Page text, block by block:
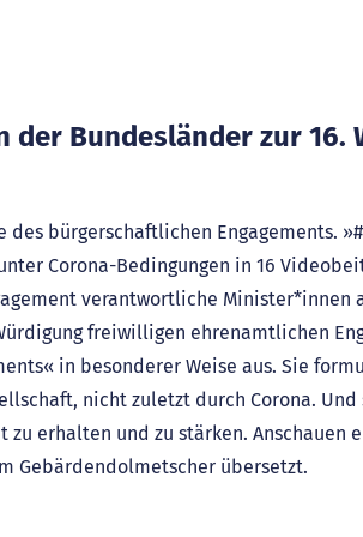
Bundesländer zur 16.
bürgerschaftlichen Engagements.
Corona-Bedingungen in 16
verantwortliche Minister*innen
freiwilligen ehrenamtlichen
in besonderer Weise aus. Sie
nicht zuletzt durch Corona.
erhalten und zu stärken. Anschauen
Gebärdendolmetscher übersetzt.